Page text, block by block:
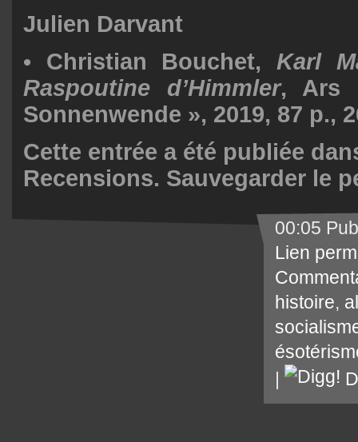
Julien Darvant
• Christian Bouchet, Karl
Raspoutine d’Himmler, Ars
Sonnenwende », 2019, 87 p.,
Cette entrée a été publiée
Recensions. Sauvegarder le
00:05
Lien
histoire,
|